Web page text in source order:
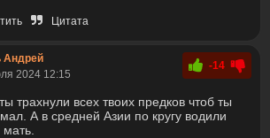
Цитата
Андрей
2024 12:15
-14
трахнули всех твоих предков чтоб ты
А в средней Азии по кругу водили